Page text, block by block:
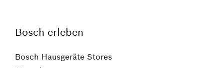
Bosch erleben
Bosch Hausgeräte Stores